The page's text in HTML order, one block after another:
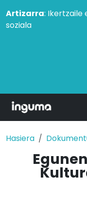
Artizarra: Ikertzaile
soziala
Hasiera